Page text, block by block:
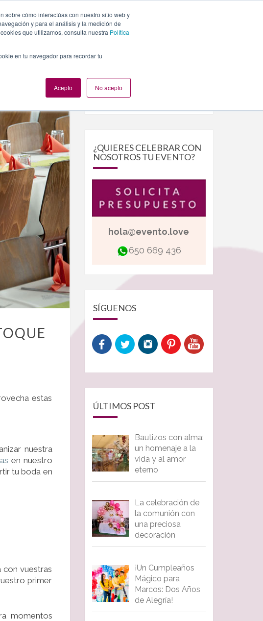
sobre cómo interactúas con nuestro sitio web y
y para el análisis y la medición de
que utilizamos, consulta nuestra Política
en tu navegador para recordar tu
Acepto No acepto
PLANES NUESTROS EVENTOS
estas
nuestra
en nuestro
tu boda en
con vuestras
primer
momentos
Buscar
¿QUIERES CELEBRAR CON
NOSOTROS TU EVENTO?
hola@evento.love
650 669 436
SÍGUENOS
ÚLTIMOS POST
Bautizos con alma:
un homenaje a la
vida y al amor
eterno
La celebración de
la comunión con
una preciosa
decoración
¡Un Cumpleaños
Mágico para
Marcos: Dos Años
de Alegría!